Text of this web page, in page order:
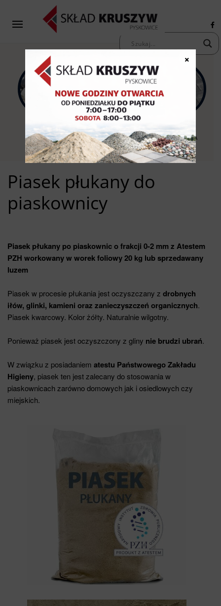
KAMIENIE
OZDOBNE
PIASKI ŻWIRY
KOSTKA
BRUKOWA
Piasek płukany do
piaskownicy
Piasek płukany po piaskownic o frakcji 0-2 mm z Atestem
PZH workowany w worek foliowy 20 kg lub sprzedawany
luzem
Piasek w procesie płukania jest oczyszczany z drobnych
iłów, glinki, kamieni oraz zanieczyszczeń organicznych.
Piasek kwarcowy. Kolor żółty. Naturalnie wilgotny.
Ponieważ piasek jest oczyszczony z gliny nie brudzi ubrań.
W związku z posiadaniem atestu Państwowego Zakładu
Higieny, piasek ten jest zalecany do stosowania w
piaskownicach zarówno domowych jak i osiedlowych czy
miejskich.
×